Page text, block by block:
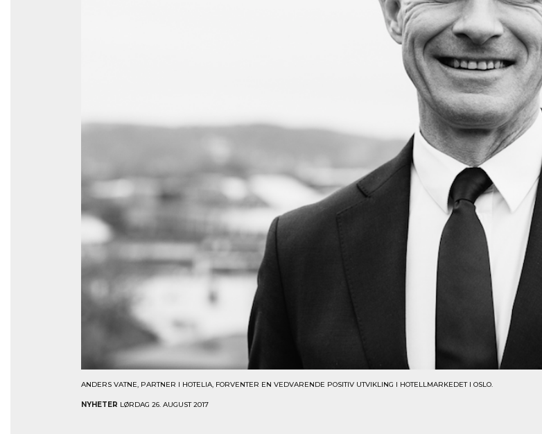
ANDERS VATNE, PARTNER I HOTELIA, FORVENTER EN VEDVARENDE POSITIV UTVIKLING I HOTELLMARKEDET I OSLO.
NYHETER LØRDAG 26. AUGUST 2017